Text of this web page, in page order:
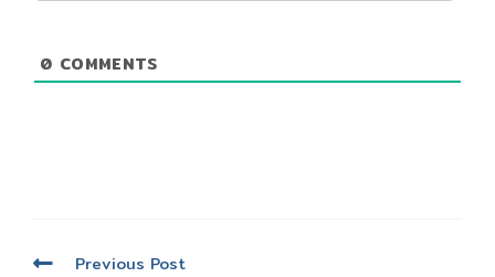
0 COMMENTS
Read
Previous Post